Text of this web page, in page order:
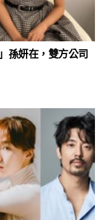
孫妍在，雙方公司